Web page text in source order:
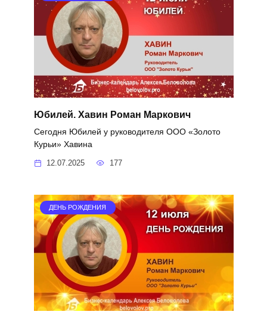
Юбилей. Хавин Роман Маркович
Сегодня Юбилей у руководителя ООО «Золото
Курьи» Хавина
12.07.2025 177
ДЕНЬ РОЖДЕНИЯ